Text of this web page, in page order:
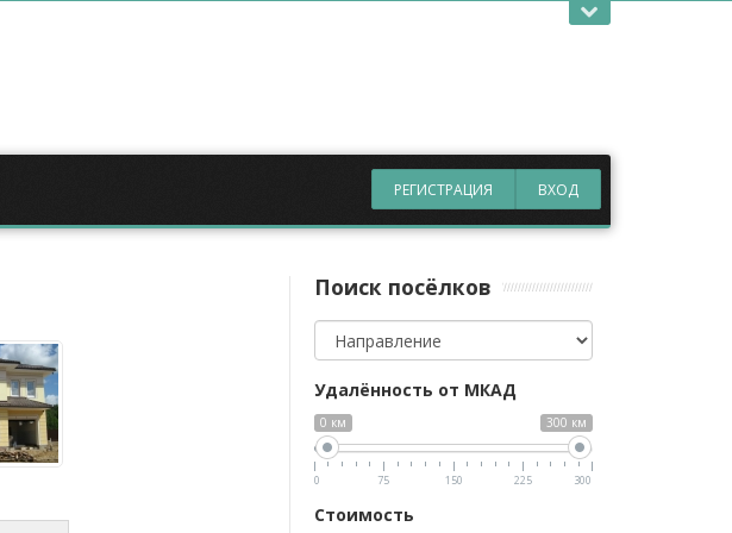
эконом классаили возможностькупить дом в деревне в
РЕГИСТРАЦИЯ ВХОД
Поиск посёлков
Направление
Удалённость от МКАД
0 км 300 км
0 75 150 225 300
Стоимость